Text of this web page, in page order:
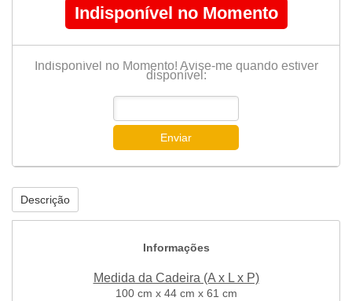
Indisponível no Momento
Indisponível no Momento! Avise-me quando estiver
disponível:
Enviar
Descrição
Informações
Medida da Cadeira (A x L x P)
100 cm x 44 cm x 61 cm